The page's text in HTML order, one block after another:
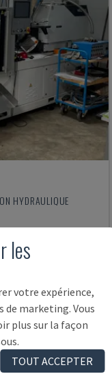
HYDRAULIQUE
les
votre expérience,
marketing. Vous
plus sur la façon
TOUT ACCEPTER